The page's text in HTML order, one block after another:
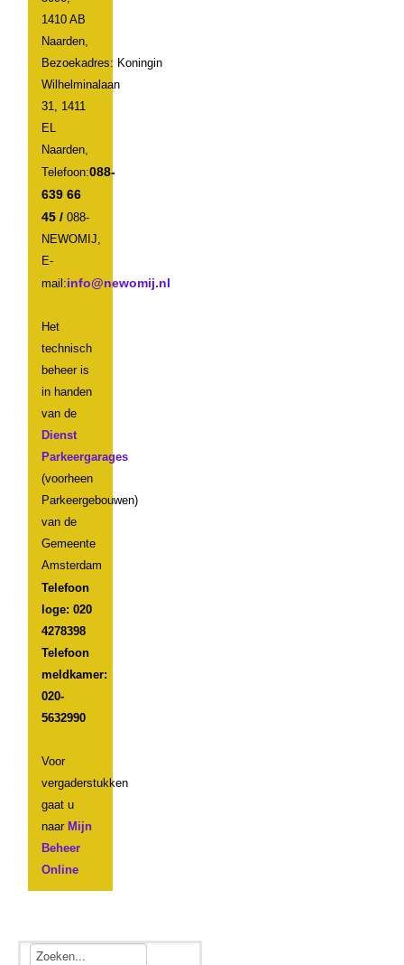
1410 AB
Naarden,
Bezoekadres: Koningin
Wilhelminalaan
31, 1411
EL
Naarden,
Telefoon:088-
639 66
45 /088-
NEWOMIJ,
E-
mail:
Het
technisch
beheer is
in handen
van de
Dienst
Parkeergarages
(voorheen
Parkeergebouwen)
van de
Gemeente
Amsterdam
Telefoon
loge: 020
4278398
Telefoon
meldkamer:
020-
5632990
Voor
vergaderstukken
gaat u
naarMijn
Beheer
Online